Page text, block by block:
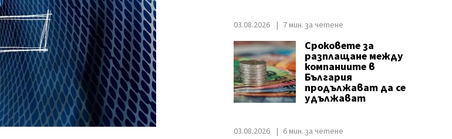
03.08.2026 7 мин. за четене
Сроковете за
разплащане между
компаниите в
България
продължават да се
удължават
03.08.2026 6 мин. за четене